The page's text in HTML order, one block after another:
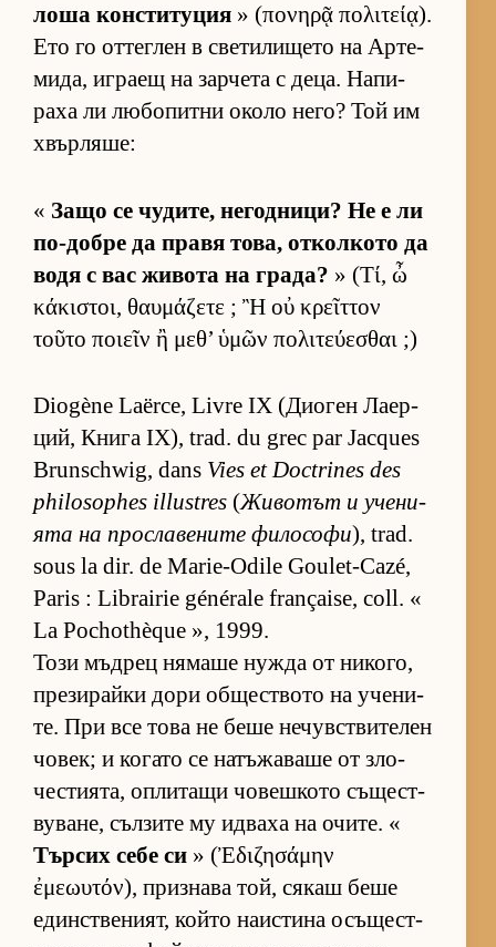
лоша кон­с­ти­ту­ция » (πονηρᾷ πολιτείᾳ).
Ето го от­тег­лен в све­ти­ли­щето на Ар­те­
ми­да, иг­раещ на зар­чета с де­ца. На­пи­
раха ли лю­бо­питни около не­го? Той им
хвър­ля­ше:
« Защо се чу­ди­те, не­год­ни­ци? Не е ли
по-добре да правя то­ва, от­кол­кото да
водя с вас жи­вота на гра­да? » (Τί, ὦ
κάκιστοι, θαυμάζετε ; Ἢ οὐ κρεῖττον
τοῦτο ποιεῖν ἢ μεθ’ ὑμῶν πολιτεύεσθαι ;)
Diogène Laërce, Livre IX (Ди­о­ген Ла­ер­
ций, Книга IX), trad. du grec par Jacques
Brunschwig, dans Vies et Doctrines des
philosophes illustres (Жи­во­тът и уче­ни­
ята на прос­ла­ве­ните фи­ло­софи), trad.
sous la dir. de Marie-Odile Goulet-Cazé,
Paris : Librairie générale française, coll. «
La Pochothèque », 1999.
Този мъд­рец ня­маше нужда от ни­ко­го,
пре­зи­райки дори об­щес­т­вото на уче­ни­
те. При все това не беше не­чув­с­т­ви­те­лен
чо­век; и ко­гато се на­тъ­жа­ваше от зло­
чес­ти­я­та, оп­ли­тащи чо­веш­кото съ­щес­т­
ву­ва­не, съл­зите му ид­ваха на очи­те. «
Тър­сих себе си » (Ἐδιζησάμην
ἐμεωυτόν), приз­нава той, ся­каш беше
един­с­т­ве­ни­ят, който на­ис­тина осъ­щес­т­